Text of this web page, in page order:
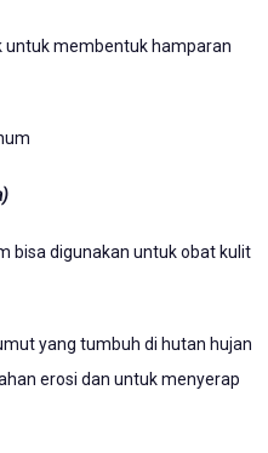
untuk membentuk hamparan
bisa digunakan untuk obat kulit
yang tumbuh di hutan hujan
erosi dan untuk menyerap